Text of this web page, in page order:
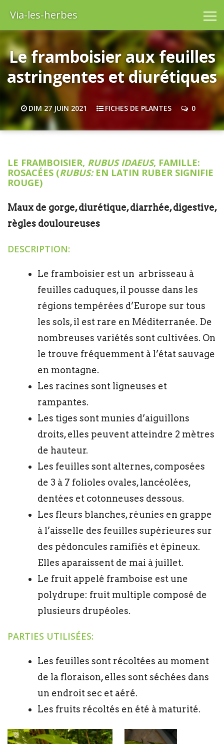
Via-les-herbes
Le framboisier aux feuilles
astringentes et diurétiques
DIM 27 JUIN 2021 FICHES DE PLANTES 0
LE FRAMBOISIER, RUBUS IDAEUS, FAMILLE:
ROSACÉES (RUBUS: EN LATIN RUBER SIGNIFIE
ROUGE)
Maux de gorge, diurétique, diarrhée, digestive,
règles douloureuses
DESCRIPTION:
Le framboisier est un arbrisseau à
feuilles caduques, il pousse dans les
régions tempérées d’Europe sur tous
les sols, il est rare en Méditerranée. De
nombreuses variétés sont cultivées. On
le trouve fréquemment à l’état sauvage
en montagne.
Les racines sont ligneuses et
rampantes.
Les tiges sont munies d’aiguillons
droits, elles peuvent atteindre 2 mètres
de hauteur.
Les feuilles sont alternes, composées
de 3 à 7 folioles ovales, lancéolées,
dentées et cotonneuses dessous.
Les fleurs blanches, réunies en grappe
à l’aisselle des feuilles supérieures sur
des pédoncules ramifiés et épineux.
Elles aparaissent de mai à juillet.
Le fruit appelé framboise est une
polydrupe: fruit multiple composé de
plusieurs drupéoles.
PARTIES UTILISÉES:
Les feuilles sont récoltées au moment
de la floraison, elles sont séchées dans
un endroit sec et aéré.
Les fruits récoltés en été à maturité.